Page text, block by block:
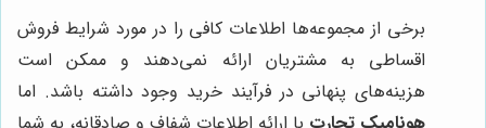
برخی از مجموعه‌ها اطلاعات کافی را در مورد شرایط فروش
اقساطی به مشتریان ارائه نمی‌دهند و ممکن است
هزینه‌های پنهانی در فرآیند خرید وجود داشته باشد. اما